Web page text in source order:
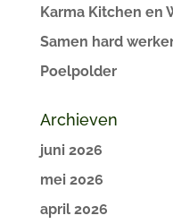
Karma Kitchen en
Samen hard
Poelpolder
Archieven
juni 2026
mei 2026
april 2026